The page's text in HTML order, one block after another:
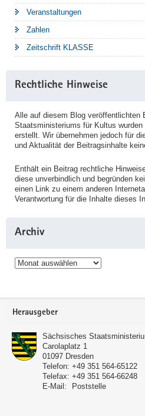
Veranstaltungen
Zahlen
Zeitschrift KLASSE
Rechtliche Hinweise
Alle auf diesem Blog veröffentlichten
Staatsministeriums für Kultus
erstellt. Wir übernehmen jedoch für
und Aktualität der Beitragsinhalte
Enthält ein Beitrag rechtliche
diese unverbindlich und begründen
einen Link zu einem anderen
Verantwortung für die Inhalte dieses
Archiv
Archiv
Service
Herausgeber
Sächsisches
Carolaplatz 1
01097 Dresden
Telefon: +49 351 564-65122
Telefax: +49 351 564-66248
E-Mail:
Poststelle